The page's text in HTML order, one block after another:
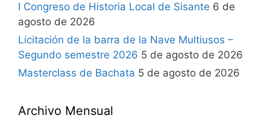
I Congreso de Historia Local de Sisante 6 de
agosto de 2026
Licitación de la barra de la Nave Multiusos –
Segundo semestre 2026 5 de agosto de 2026
Masterclass de Bachata 5 de agosto de 2026
Archivo Mensual